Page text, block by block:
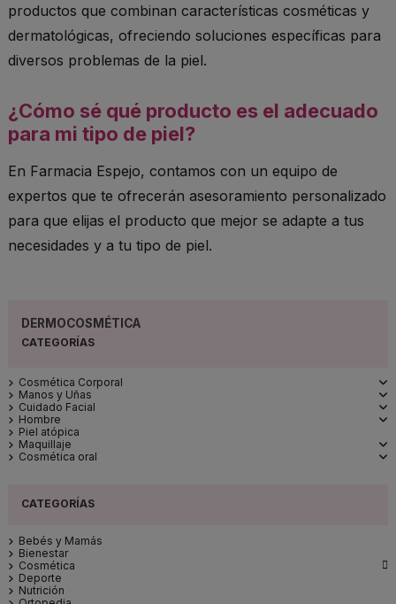
productos que combinan características cosméticas y
dermatológicas, ofreciendo soluciones específicas para
diversos problemas de la piel.
¿Cómo sé qué producto es el adecuado
para mi tipo de piel?
En Farmacia Espejo, contamos con un equipo de
expertos que te ofrecerán asesoramiento personalizado
para que elijas el producto que mejor se adapte a tus
necesidades y a tu tipo de piel.
DERMOCOSMÉTICA
Cosmética Corporal
Manos y Uñas
Cuidado Facial
Hombre
Piel atópica
Maquillaje
Cosmética oral
Bebés y Mamás
Bienestar
Cosmética

Deporte
Nutrición